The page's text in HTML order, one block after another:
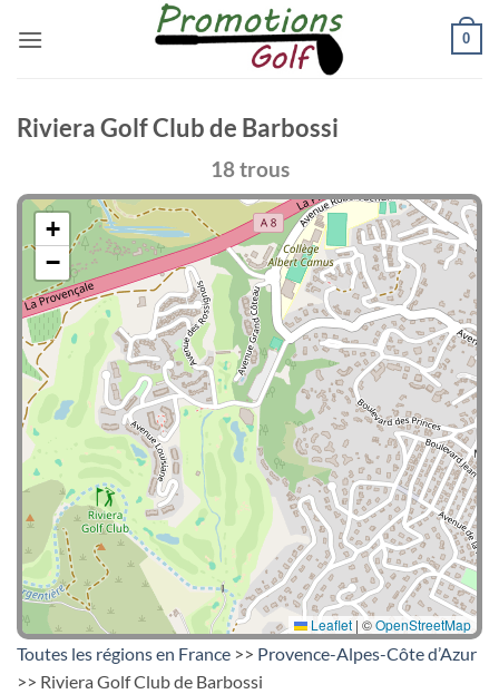
0
Riviera Golf Club de Barbossi
18 trous
+
−
Leaflet | ©OpenStreetMap
Toutes les régions en France >> Provence-Alpes-Côte d’Azur
>> Riviera Golf Club de Barbossi